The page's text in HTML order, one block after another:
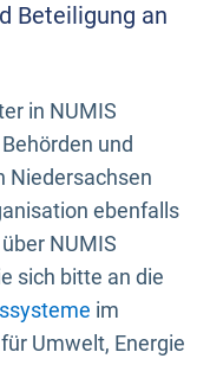
Beteiligung an
in NUMIS
und
Niedersachsen
ebenfalls
NUMIS
sich bitte an die
im
Umwelt, Energie